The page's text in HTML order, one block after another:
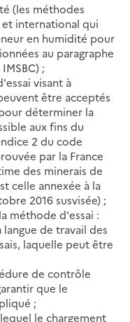
(les méthodes
et international qui
en humidité pour
au paragraphe
;
visant à
être acceptés
déterminer la
aux fins du
2 du code
par la France
des minerais de
celle annexée à la
2016 susvisée) ;
méthode d'essai :
de travail des
laquelle peut être
de contrôle
que le
;
le chargement